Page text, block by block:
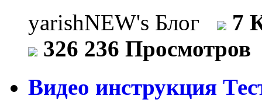
yarishNEW's Блог
7
326 236 Просмотров
Видео инструкция